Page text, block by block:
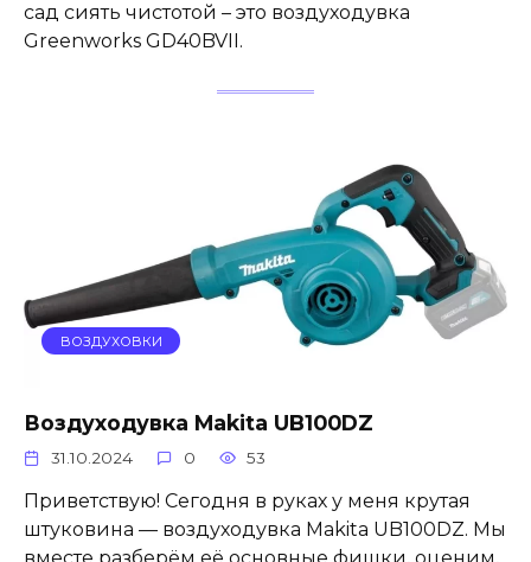
сад сиять чистотой – это воздуходувка
Greenworks GD40BVII.
ВОЗДУХОВКИ
Воздуходувка Makita UB100DZ
31.10.2024 0 53
Приветствую! Сегодня в руках у меня крутая
штуковина — воздуходувка Makita UB100DZ. Мы